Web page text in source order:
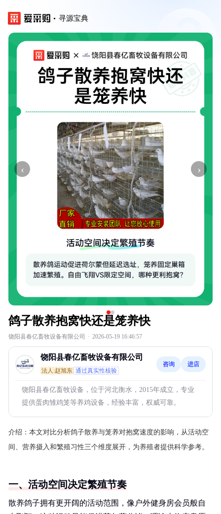
寻源宝典
‹ ›
鸽子散养抱窝快还是笼养快
饶阳县春亿畜牧设备有限公司 · 2026-05-19 16:46:57
饶阳县春亿畜牧设备有限公司
法人:赵旭东 通过真实性核验
咨询 进店
饶阳县春亿畜牧设备，位于河北衡水，2015年成立，专业
提供蛋肉雏鸡笼等养鸡设备，经验丰富，权威可靠。
介绍： 本文对比分析鸽子散养与笼养对抱窝速度的影响，从活动空
间、营养摄入和繁殖习性三个维度展开，为养殖者提供科学参考。
一、活动空间决定繁殖节奏
散养鸽子拥有更开阔的活动范围，像户外健身房会员般自